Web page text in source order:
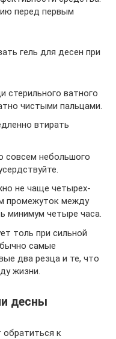
перед первым
гель для десен при
стерильного ватного
чистыми пальцами.
втирать
совсем небольшого
не чаще четырех-
промежуток между
минимум четыре часа.
толь при сильной
самые
два резца и те, что
жизни.
десны
к